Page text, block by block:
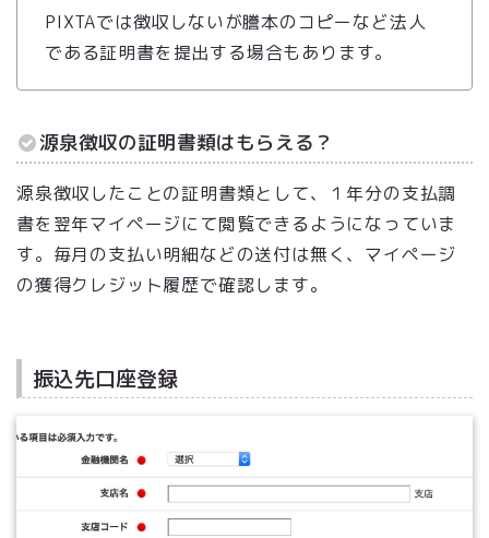
PIXTAでは徴収しないが謄本のコピーなど法人
である証明書を提出する場合もあります。
源泉徴収の証明書類はもらえる？
源泉徴収したことの証明書類として、１年分の支払調
書を翌年マイページにて閲覧できるようになっていま
す。毎月の支払い明細などの送付は無く、マイページ
の獲得クレジット履歴で確認します。
振込先口座登録